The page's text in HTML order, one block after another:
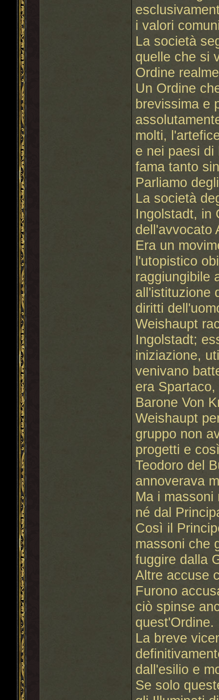
i valori
La società
quelle che si
Ordine
Un Ordine
brevissima e
molti,
e nei paesi di
fama tanto
Parliamo
La società
Ingolstadt, in
dell'avvocato
Era un
l'utopistico
raggiungibile
all'istituzione
diritti
Weishaupt
Ingolstadt;
iniziazione,
venivano
era
Barone Von
Weishaupt
gruppo non
progetti e
Teodoro del
annoverava
Ma i
né dal
Così il
massoni che
fuggire dalla
Altre accuse
Furono
ciò spinse
quest'Ordine.
La breve
dall'esilio e
Se solo